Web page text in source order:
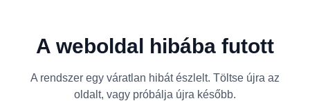
A weboldal hibába futott
A rendszer egy váratlan hibát észlelt. Töltse újra az
oldalt, vagy próbálja újra később.